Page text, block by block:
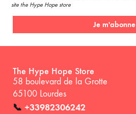
site the Hype Hope store
Je m'abonne
The Hype Hope Store
58 boulevard de la Grotte
65100 Lourdes
📞 +33982306242